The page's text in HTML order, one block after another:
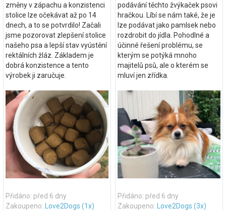
změny v zápachu a konzistenci
stolice lze očekávat až po 14
dnech, a to se potvrdilo! Začali
jsme pozorovat zlepšení stolice
našeho psa a lepší stav vyústění
rektálních žláz. Základem je
dobrá konzistence a tento
výrobek ji zaručuje.
Přidáno: před 6 dny
Zakoupeno:
Love2Dogs (1x)
podávání těchto žvýkaček psovi
hračkou. Líbí se nám také, že je
lze podávat jako pamlsek nebo
rozdrobit do jídla. Pohodlné a
účinné řešení problému, se
kterým se potýká mnoho
majitelů psů, ale o kterém se
mluví jen zřídka.
Přidáno: před 6 dny
Zakoupeno:
Love2Dogs (3x)